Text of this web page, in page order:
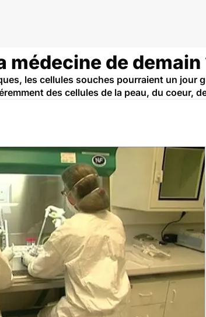
médecine de demain
les cellules souches pourraient un jour
des cellules de la peau, du coeur,